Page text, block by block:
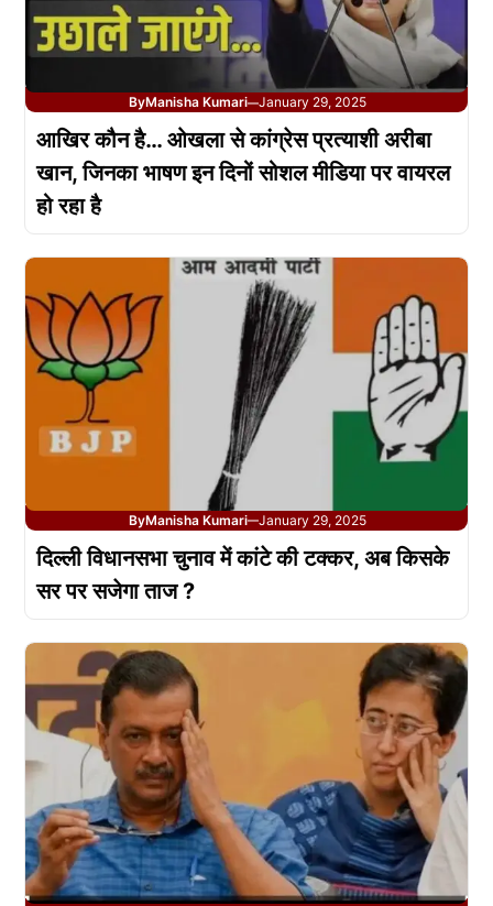
ByManisha Kumari—January 29, 2025
आखिर कौन है… ओखला से कांग्रेस प्रत्याशी अरीबा
खान, जिनका भाषण इन दिनों सोशल मीडिया पर वायरल
हो रहा है
ByManisha Kumari—January 29, 2025
दिल्ली विधानसभा चुनाव में कांटे की टक्कर, अब किसके
सर पर सजेगा ताज ?